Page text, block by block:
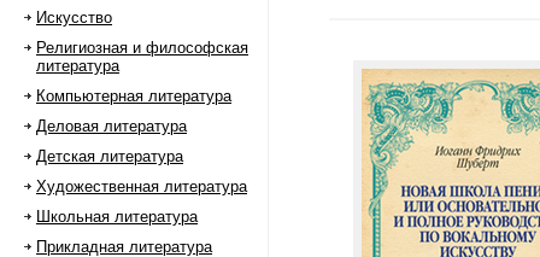
Искусство
Религиозная и философская
литература
Компьютерная литература
Деловая литература
Детская литература
Художественная литература
Школьная литература
Прикладная литература